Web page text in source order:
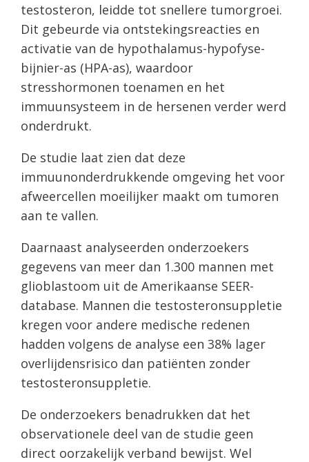
testosteron, leidde tot snellere tumorgroei.
Dit gebeurde via ontstekingsreacties en
activatie van de hypothalamus-hypofyse-
bijnier-as (HPA-as), waardoor
stresshormonen toenamen en het
immuunsysteem in de hersenen verder werd
onderdrukt.
De studie laat zien dat deze
immuunonderdrukkende omgeving het voor
afweercellen moeilijker maakt om tumoren
aan te vallen.
Daarnaast analyseerden onderzoekers
gegevens van meer dan 1.300 mannen met
glioblastoom uit de Amerikaanse SEER-
database. Mannen die testosteronsuppletie
kregen voor andere medische redenen
hadden volgens de analyse een 38% lager
overlijdensrisico dan patiënten zonder
testosteronsuppletie.
De onderzoekers benadrukken dat het
observationele deel van de studie geen
direct oorzakelijk verband bewijst. Wel